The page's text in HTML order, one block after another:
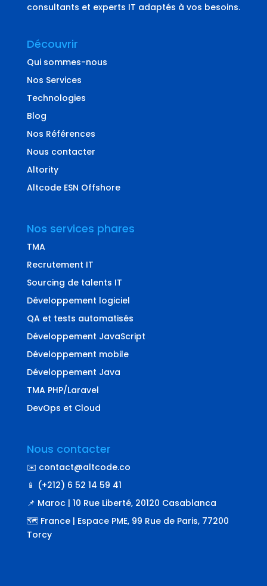
consultants et experts IT adaptés à vos besoins.
Découvrir
Qui sommes-nous
Nos Services
Technologies
Blog
Nos Références
Nous contacter
Altority
Altcode ESN Offshore
Nos services phares
TMA
Recrutement IT
Sourcing de talents IT
Développement logiciel
QA et tests automatisés
Développement JavaScript
Développement mobile
Développement Java
TMA PHP/Laravel
DevOps et Cloud
Nous contacter
✉️ contact@altcode.co
📱 (+212) 6 52 14 59 41
📌 Maroc | 10 Rue Liberté, 20120 Casablanca
🗺️ France | Espace PME, 99 Rue de Paris, 77200
Torcy